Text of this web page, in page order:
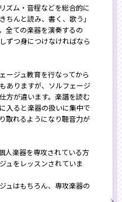
ズム・音程などを総合的に
ちんと読み、書く、歌う」
全ての楽器を演奏するの
ずつ身につけなければなら
ージュ教育を行なってから
ありますが、ソルフェージ
方が違います。楽譜を読む
入ると楽器の扱いに集中で
取れるようになり聴音力が
人楽器を専攻されている方
ュをレッスンされていま
ュはもちろん、専攻楽器の